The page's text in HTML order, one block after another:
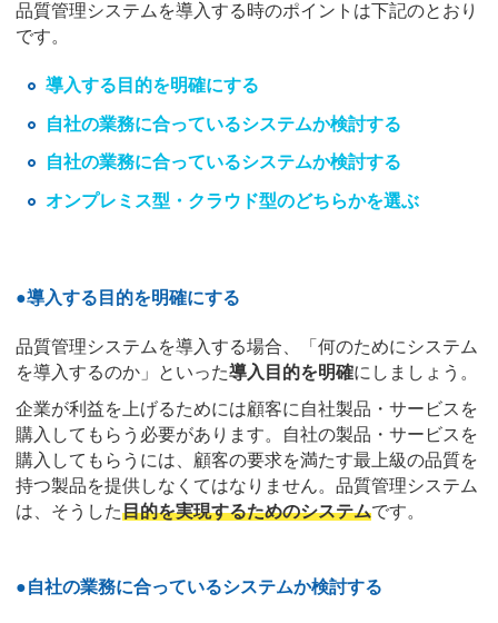
品質管理システムを導入する時のポイントは下記のとおり
です。
導入する目的を明確にする
自社の業務に合っているシステムか検討する
自社の業務に合っているシステムか検討する
オンプレミス型・クラウド型のどちらかを選ぶ
●導入する目的を明確にする
品質管理システムを導入する場合、「何のためにシステム
を導入するのか」といった導入目的を明確にしましょう。
企業が利益を上げるためには顧客に自社製品・サービスを
購入してもらう必要があります。自社の製品・サービスを
購入してもらうには、顧客の要求を満たす最上級の品質を
持つ製品を提供しなくてはなりません。品質管理システム
は、そうした目的を実現するためのシステムです。
●自社の業務に合っているシステムか検討する